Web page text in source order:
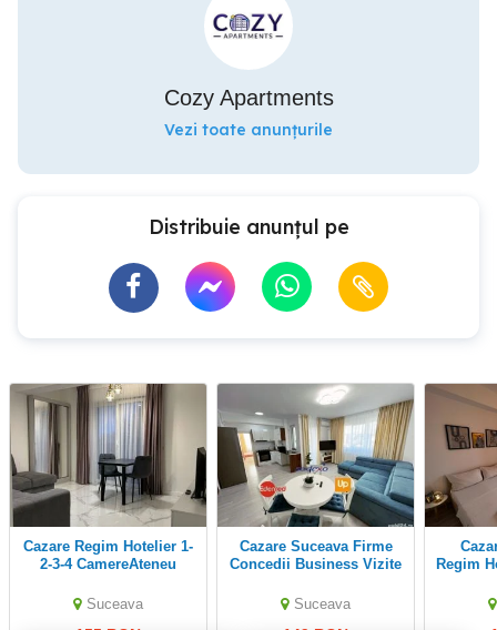
Cozy Apartments
Vezi toate anunțurile
Distribuie anunțul pe
Cazare Regim Hotelier 1-
2-3-4 CamereAteneu
Sucevei
Suceava
Cazare Suceava Firme
Concedii Business Vizite
Suceava
Cazare Suceava in
Regim